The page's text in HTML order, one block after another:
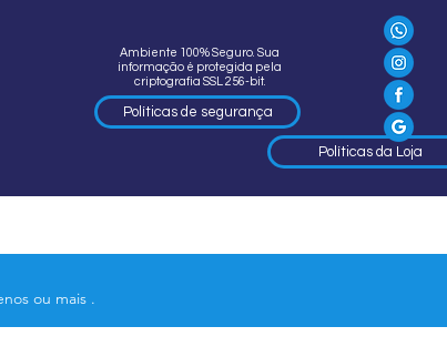
Ambiente 100% Seguro. Sua
informação é protegida pela
criptografia SSL 256-bit.
Políticas de segurança
Políticas da Loja
ou mais .